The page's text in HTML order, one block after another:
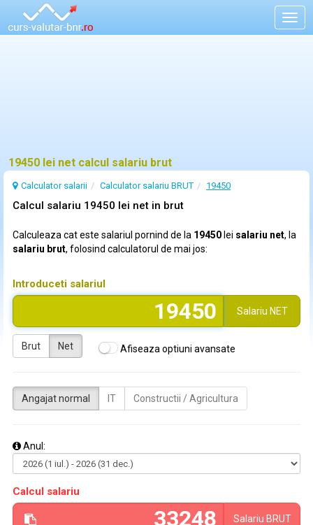
19450 lei net calcul salariu brut
Calculator salarii Calculator salariu BRUT 19450
Calcul salariu 19450 lei net in brut
Calculeaza cat este salariul pornind de la 19450 lei salariu net, la
salariu brut, folosind calculatorul de mai jos:
Introduceti salariul
Salariu NET
Brut Net Afiseaza optiuni avansate
Angajat normal IT Constructii / Agricultura
Anul:
Calcul salariu
Salariu BRUT